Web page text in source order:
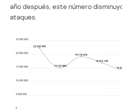
año después, este número
ataques.